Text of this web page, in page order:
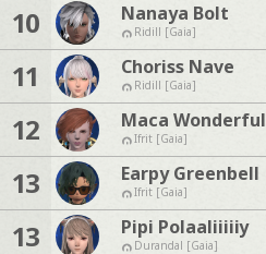
10 Nanaya Bolt
Ridill [Gaia]
11 Choriss Nave
Ridill [Gaia]
12 Maca Wonderful
Ifrit [Gaia]
13 Earpy Greenbell
Ifrit [Gaia]
13 Pipi Polaaliiiiiy
Durandal [Gaia]